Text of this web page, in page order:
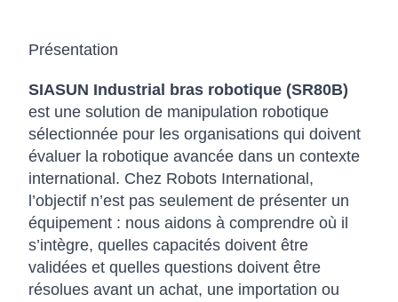
Présentation
SIASUN Industrial bras robotique (SR80B)
est une solution de manipulation robotique
sélectionnée pour les organisations qui doivent
évaluer la robotique avancée dans un contexte
international. Chez Robots International,
l’objectif n’est pas seulement de présenter un
équipement : nous aidons à comprendre où il
s’intègre, quelles capacités doivent être
validées et quelles questions doivent être
résolues avant un achat, une importation ou